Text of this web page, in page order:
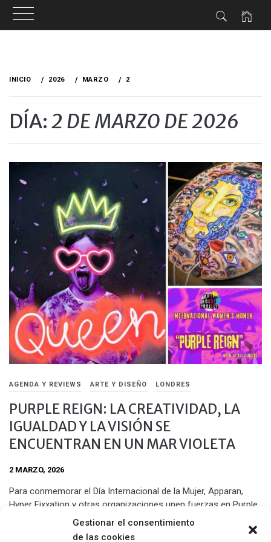
Gestionar el consentimiento
de las cookies
INICIO 2026 MARZO 2
DÍA: 2 DE MARZO DE 2026
AGENDA Y REVIEWS ARTE Y DISEÑO LONDRES
PURPLE REIGN: LA CREATIVIDAD, LA
IGUALDAD Y LA VISIÓN SE
ENCUENTRAN EN UN MAR VIOLETA
2 MARZO, 2026
Para conmemorar el Día Internacional de la Mujer, Apparan,
Hyper Fixxation y otras organizaciones unen fuerzas en Purple
Reign, un evento colaborativo que incluye noches de música,
DJs / VJs, baile, exposiciones de arte, talleres, paste ups,